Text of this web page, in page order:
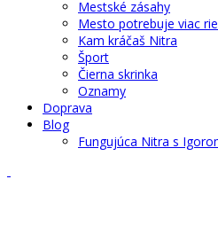
Mestské zásahy
Mesto potrebuje viac
Kam kráčaš Nitra
Šport
Čierna skrinka
Oznamy
Doprava
Blog
Fungujúca Nitra s